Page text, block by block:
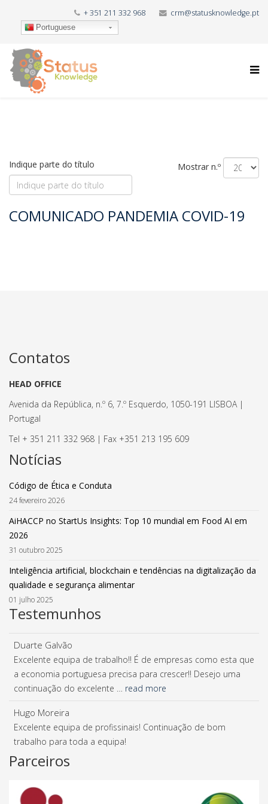
+ 351 211 332 968 crm@statusknowledge.pt
Portuguese
Indique parte do título Mostrar n.º
COMUNICADO PANDEMIA COVID-19
Contatos
HEAD OFFICE
Avenida da República, n.º 6, 7.º Esquerdo, 1050-191 LISBOA |
Portugal
Tel + 351 211 332 968 | Fax +351 213 195 609
Notícias
Código de Ética e Conduta
24 fevereiro 2026
AiHACCP no StartUs Insights: Top 10 mundial em Food AI em
2026
31 outubro 2025
Inteligência artificial, blockchain e tendências na digitalização da
qualidade e segurança alimentar
01 julho 2025
Testemunhos
Duarte Galvão
Excelente equipa de trabalho!! É de empresas como esta que
a economia portuguesa precisa para crescer!! Desejo uma
continuação do excelente … read more
Hugo Moreira
Excelente equipa de profissinais! Continuação de bom
trabalho para toda a equipa!
Parceiros